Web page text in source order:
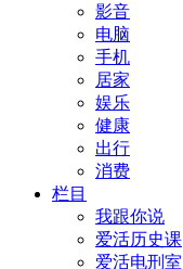
影音
电脑
手机
居家
娱乐
健康
出行
消费
栏目
我跟你说
爱活历史课
爱活电刑室